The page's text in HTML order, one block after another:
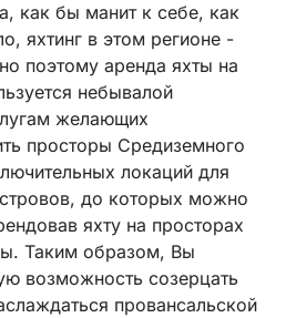
как бы манит к себе, как
яхтинг в этом регионе -
поэтому аренда яхты на
небывалой
желающих
просторы Средиземного
локаций для
до которых можно
яхту на просторах
Таким образом, Вы
возможность созерцать
провансальской